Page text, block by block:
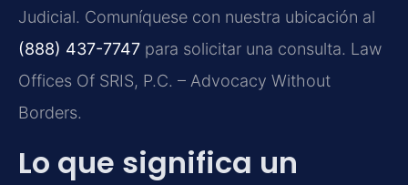
Judicial. Comuníquese con nuestra ubicación al
(888) 437-7747 para solicitar una consulta. Law
Offices Of SRIS, P.C. – Advocacy Without
Borders.
Lo que significa un